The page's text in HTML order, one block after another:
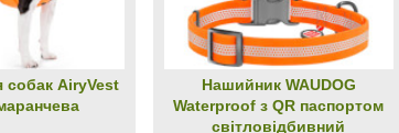
собак AiryVest
Нашийник WAUDOG
Waterproof з QR паспортом
світловідбивний